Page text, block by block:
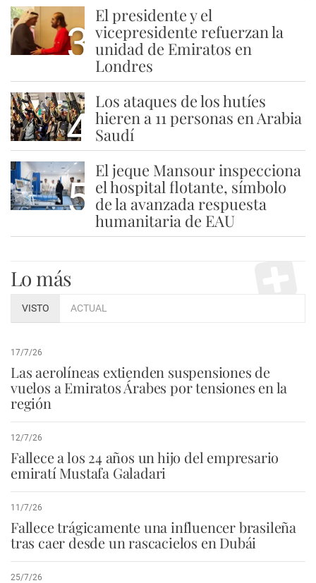
3
El presidente y el
vicepresidente refuerzan la
unidad de Emiratos en
Londres
4
Los ataques de los hutíes
hieren a 11 personas en Arabia
Saudí
5
El jeque Mansour inspecciona
el hospital flotante, símbolo
de la avanzada respuesta
humanitaria de EAU
Lo más
VISTO ACTUAL
17/7/26
Las aerolíneas extienden suspensiones de
vuelos a Emiratos Árabes por tensiones en la
región
12/7/26
Fallece a los 24 años un hijo del empresario
emiratí Mustafa Galadari
11/7/26
Fallece trágicamente una influencer brasileña
tras caer desde un rascacielos en Dubái
25/7/26